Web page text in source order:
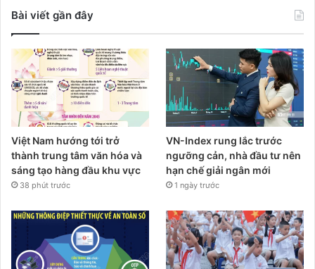
Bài viết gần đây
Việt Nam hướng tới trở
thành trung tâm văn hóa và
sáng tạo hàng đầu khu vực
38 phút trước
VN-Index rung lắc trước
ngưỡng cản, nhà đầu tư nên
hạn chế giải ngân mới
1 ngày trước